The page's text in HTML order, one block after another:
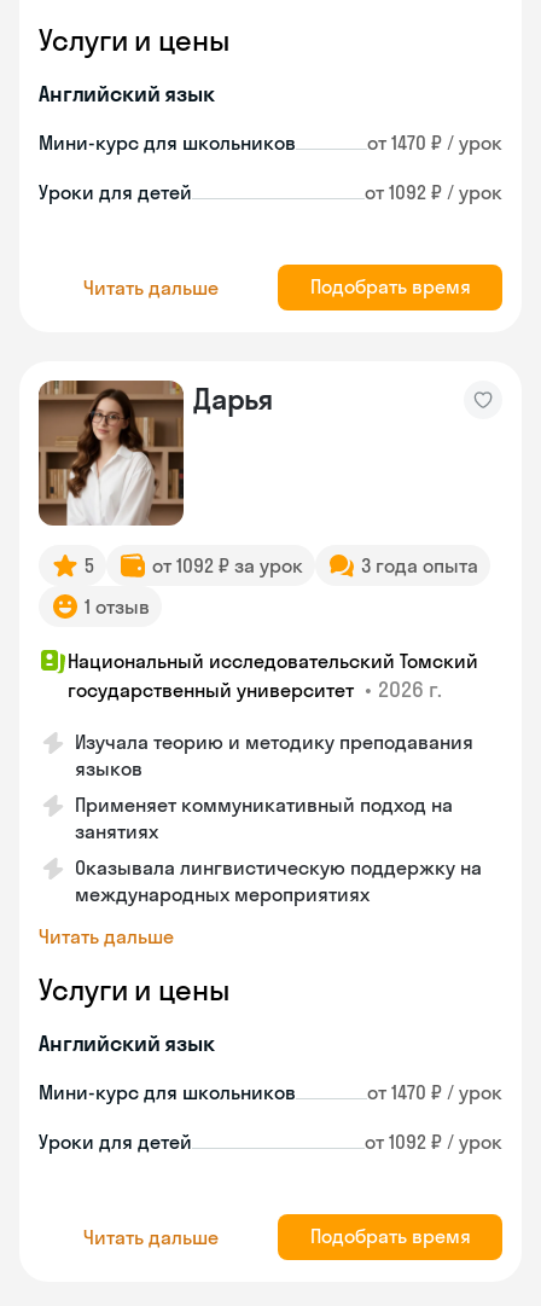
Услуги и цены
Английский язык
Мини-курс для школьников от 1470 ₽ / урок
Уроки для детей от 1092 ₽ / урок
Читать дальше Подобрать время
Дарья
5 от 1092 ₽ за урок
3 года опыта
1 отзыв
Национальный исследовательский Томский
государственный университет • 2026 г.
Изучала теорию и методику преподавания
языков
Применяет коммуникативный подход на
занятиях
Оказывала лингвистическую поддержку на
международных мероприятиях
Читать дальше
Услуги и цены
Английский язык
Мини-курс для школьников от 1470 ₽ / урок
Уроки для детей от 1092 ₽ / урок
Читать дальше Подобрать время